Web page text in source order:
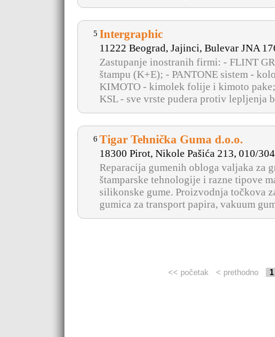
5 Intergraphic
11222 Beograd, Jajinci, Bulevar JNA
Zastupanje inostranih firmi: - FLINT
štampu (K+E); - PANTONE sistem -
KIMOTO - kimolek folije i kimoto
KSL - sve vrste pudera protiv lepljenja
6 Tigar Tehnička Guma d.o.o.
18300 Pirot, Nikole Pašića 213, 010/
Reparacija gumenih obloga valjaka za
štamparske tehnologije i razne tipove
silikonske gume. Proizvodnja točkova
gumica za transport papira, vakuum
<< početak < prethodno 1